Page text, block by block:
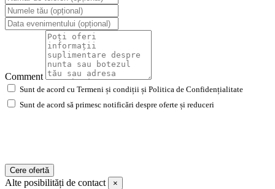
Comment
Sunt de acord cu Termeni și condiții și Politica de Confidențialitate
Sunt de acord să primesc notificări despre oferte și reduceri
Cere ofertă
Alte posibilități de contact ×